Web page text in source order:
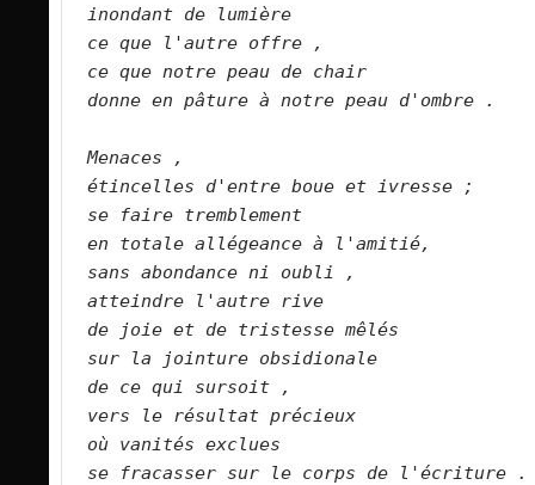
inondant de lumière
ce que l'autre offre ,
ce que notre peau de chair
donne en pâture à notre peau d'ombre .
Menaces ,
étincelles d'entre boue et ivresse ;
se faire tremblement
en totale allégeance à l'amitié,
sans abondance ni oubli ,
atteindre l'autre rive
de joie et de tristesse mêlés
sur la jointure obsidionale
de ce qui sursoit ,
vers le résultat précieux
où vanités exclues
se fracasser sur le corps de l'écriture .